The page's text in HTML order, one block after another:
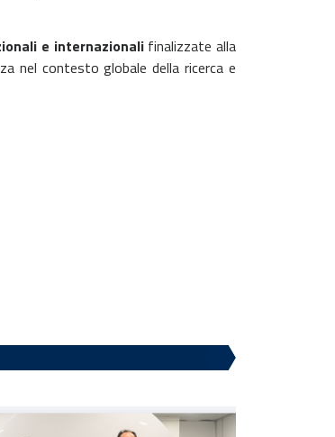
e internazionalifinalizzate alla
nel contesto globale della ricerca e